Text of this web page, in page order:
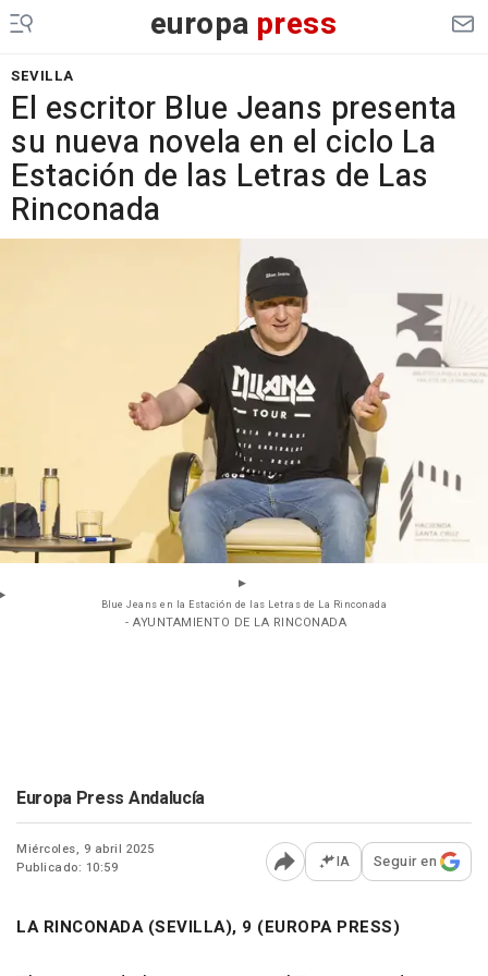
europa press
SEVILLA
El escritor Blue Jeans presenta
su nueva novela en el ciclo La
Estación de las Letras de Las
Rinconada
Blue Jeans en la Estación de las Letras de La Rinconada
- AYUNTAMIENTO DE LA RINCONADA
Europa Press Andalucía
Miércoles, 9 abril 2025
Publicado: 10:59
Abrir opciones para
IA Seguir en
LA RINCONADA (SEVILLA), 9 (EUROPA PRESS)